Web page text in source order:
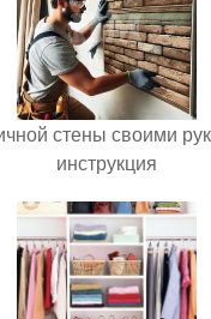
стены своими
инструкция